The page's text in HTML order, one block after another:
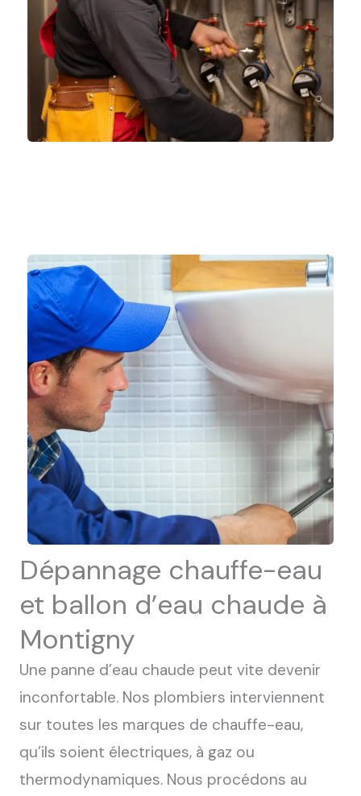
Dépannage chauffe-eau
et ballon d’eau chaude à
Montigny
Une panne d’eau chaude peut vite devenir
inconfortable. Nos plombiers interviennent
sur toutes les marques de chauffe-eau,
qu’ils soient électriques, à gaz ou
thermodynamiques. Nous procédons au